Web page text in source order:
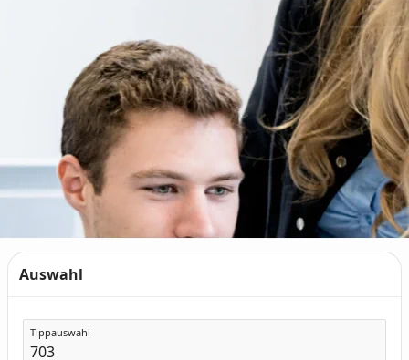
Auswahl
Tippauswahl